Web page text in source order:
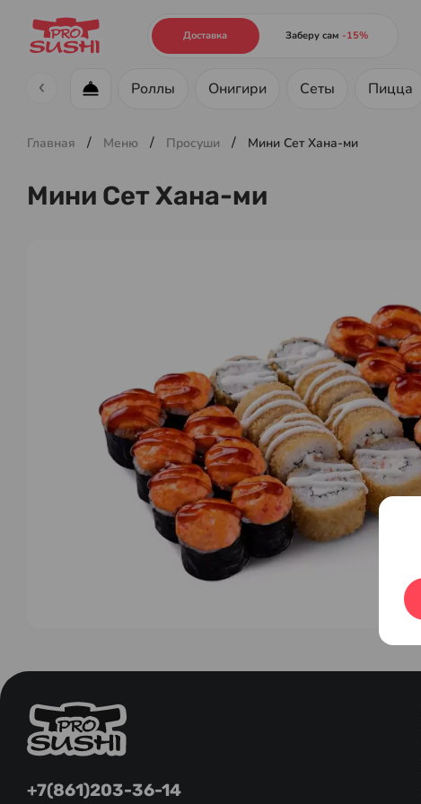
Доставка Заберу сам -15%
Меню ресторана
Роллы Онигири Сеты Пицца
Главная / Меню / Просуши / Мини Сет Хана-ми
Мини Сет Хана-ми
+7(861)203-36-14